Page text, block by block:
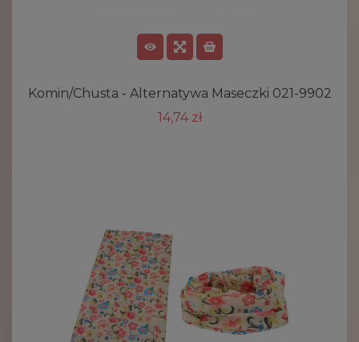
Komin/chusta - Alternatywa Maseczki 021-9902
14,74 zł